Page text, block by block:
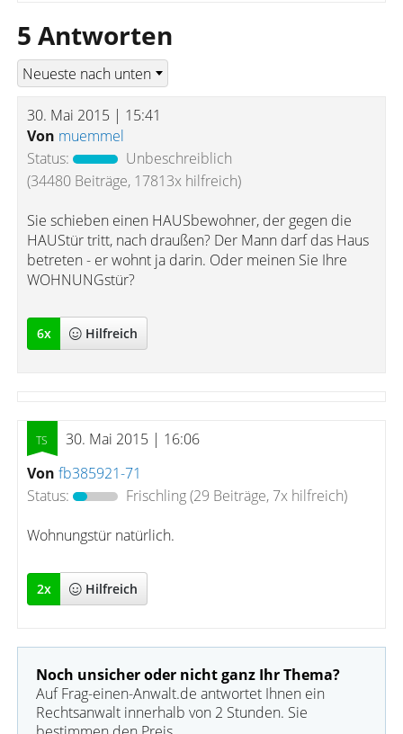
5 Antworten
30. Mai 2015 | 15:41
Von muemmel
Status:
Unbeschreiblich
(34480 Beiträge, 17813x hilfreich)
Sie schieben einen HAUSbewohner, der gegen die
HAUStür tritt, nach draußen? Der Mann darf das Haus
betreten - er wohnt ja darin. Oder meinen Sie Ihre
WOHNUNGstür?
6x Hilfreich
30. Mai 2015 | 16:06
Von fb385921-71
Status:
Frischling(29 Beiträge, 7x hilfreich)
Wohnungstür natürlich.
2x Hilfreich
Noch unsicher oder nicht ganz Ihr Thema?
Auf Frag-einen-Anwalt.de antwortet Ihnen ein
Rechtsanwalt innerhalb von 2 Stunden. Sie